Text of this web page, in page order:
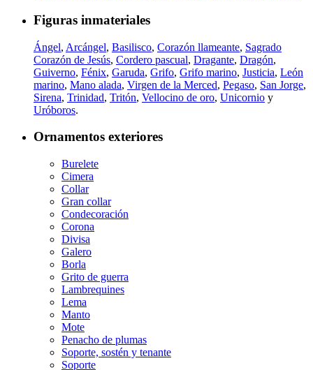
Figuras inmateriales
Ángel, Arcángel, Basilisco, Corazón llameante, Sagrado
Corazón de Jesús, Cordero pascual, Dragante, Dragón,
Guiverno, Fénix, Garuda, Grifo, Grifo marino, Justicia, León
marino, Mano alada, Virgen de la Merced, Pegaso, San Jorge,
Sirena, Trinidad, Tritón, Vellocino de oro, Unicornio y
Uróboros.
Ornamentos exteriores
Burelete
Cimera
Collar
Gran collar
Condecoración
Corona
Divisa
Galero
Borla
Grito de guerra
Lambrequines
Lema
Manto
Mote
Penacho de plumas
Soporte, sostén y tenante
Soporte